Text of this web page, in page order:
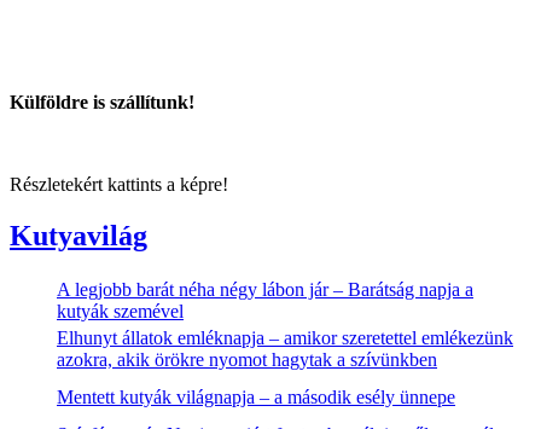
Külföldre is szállítunk!
Részletekért kattints a képre!
Kutyavilág
A legjobb barát néha négy lábon jár – Barátság napja a
kutyák szemével
Elhunyt állatok emléknapja – amikor szeretettel emlékezünk
azokra, akik örökre nyomot hagytak a szívünkben
Mentett kutyák világnapja – a második esély ünnepe